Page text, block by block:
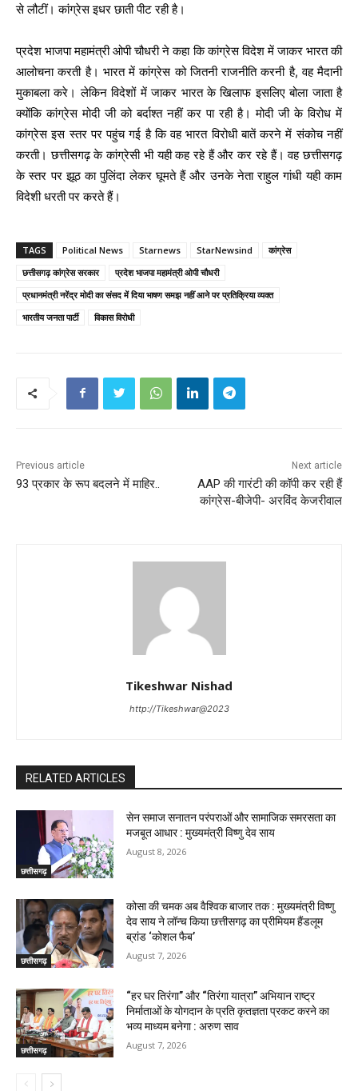
से लौटीं। कांग्रेस इधर छाती पीट रही है।
प्रदेश भाजपा महामंत्री ओपी चौधरी ने कहा कि कांग्रेस विदेश में जाकर भारत की
आलोचना करती है। भारत में कांग्रेस को जितनी राजनीति करनी है, वह मैदानी
मुकाबला करे। लेकिन विदेशों में जाकर भारत के खिलाफ इसलिए बोला जाता है
क्योंकि कांग्रेस मोदी जी को बर्दाश्त नहीं कर पा रही है। मोदी जी के विरोध में
कांग्रेस इस स्तर पर पहुंच गई है कि वह भारत विरोधी बातें करने में संकोच नहीं
करती। छत्तीसगढ़ के कांग्रेसी भी यही कह रहे हैं और कर रहे हैं। वह छत्तीसगढ़
के स्तर पर झूठ का पुलिंदा लेकर घूमते हैं और उनके नेता राहुल गांधी यही काम
विदेशी धरती पर करते हैं।
TAGS Political News Starnews StarNewsind
कांग्रेस
छत्तीसगढ़ कांग्रेस सरकार
प्रदेश भाजपा महामंत्री ओपी चौधरी
प्रधानमंत्री नरेंद्र मोदी का संसद में दिया भाषण समझ नहीं आने पर प्रतिक्रिया व्यक्त
भारतीय जनता पार्टी
विकास विरोधी
Previous article
93 प्रकार के रूप बदलने में माहिर..
Next article
AAP की गारंटी की कॉपी कर रही हैं
कांग्रेस-बीजेपी- अरविंद केजरीवाल
Tikeshwar Nishad
http://Tikeshwar@2023
RELATED ARTICLES
छत्तीसगढ़
सेन समाज सनातन परंपराओं और सामाजिक समरसता का
मजबूत आधार : मुख्यमंत्री विष्णु देव साय
August 8, 2026
छत्तीसगढ़
कोसा की चमक अब वैश्विक बाजार तक : मुख्यमंत्री विष्णु
देव साय ने लॉन्च किया छत्तीसगढ़ का प्रीमियम हैंडलूम
ब्रांड ‘कोशल फैब’
August 7, 2026
छत्तीसगढ़
“हर घर तिरंगा” और “तिरंगा यात्रा” अभियान राष्ट्र
निर्माताओं के योगदान के प्रति कृतज्ञता प्रकट करने का
भव्य माध्यम बनेगा : अरुण साव
August 7, 2026